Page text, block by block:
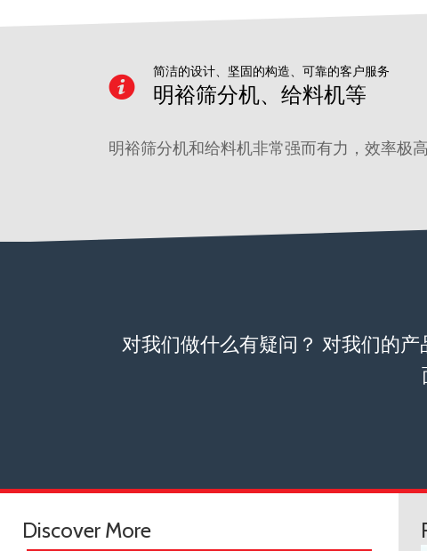
简洁的设计、坚固的构造、可靠的客户服务
明裕筛分机、给料机等
明裕筛分机和给料机非常强而有力，效率极
对我们做什么有疑问？ 对我们的
Discover More